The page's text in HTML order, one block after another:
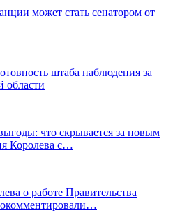
может стать сенатором от
штаба наблюдения за
области
что скрывается за новым
Королева с…
о работе Правительства